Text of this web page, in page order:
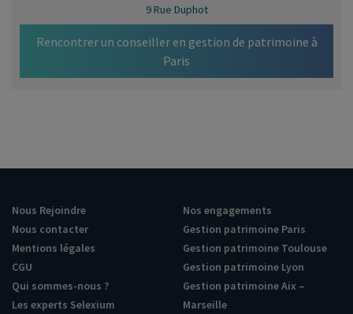
9 Rue Duphot
Rencontrer un conseiller en gestion de patrimoine à
Paris
Nous Rejoindre
Nous contacter
Mentions légales
CGU
Qui sommes-nous ?
Les experts Selexium
Nos engagements
Gestion patrimoine Paris
Gestion patrimoine Toulouse
Gestion patrimoine Lyon
Gestion patrimoine Aix –
Marseille